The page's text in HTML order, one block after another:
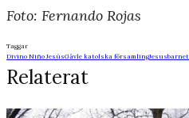
Foto: Fernando Rojas
Taggar
Divino Niño JesúsGävle katolska församlingJesusbarnet
Relaterat